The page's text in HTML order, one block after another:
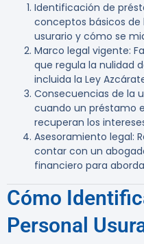
Identificación de
conceptos básicos
usurario y cómo se
Marco legal vigente:
que regula la nulidad
incluida la Ley
Consecuencias de la
cuando un préstamo
recuperan los
Asesoramiento legal:
contar con un
financiero para
Cómo
Personal